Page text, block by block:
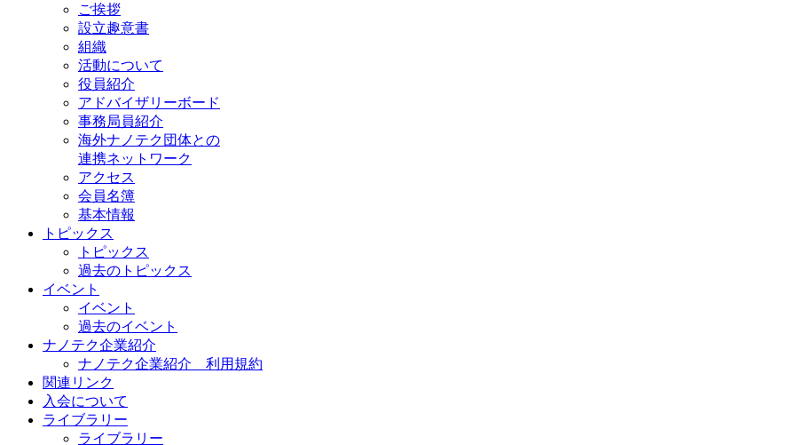
ご挨拶
設立趣意書
組織
活動について
役員紹介
アドバイザリーボード
事務局員紹介
海外ナノテク団体との
連携ネットワーク
アクセス
会員名簿
基本情報
トピックス
トピックス
過去のトピックス
イベント
イベント
過去のイベント
ナノテク企業紹介
ナノテク企業紹介 利用規約
関連リンク
入会について
ライブラリー
ライブラリー